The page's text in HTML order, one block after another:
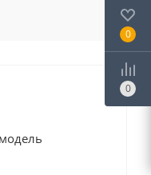
0
0